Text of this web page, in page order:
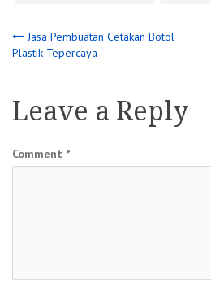
Post
Jasa Pembuatan Cetakan Botol
Plastik Tepercaya
Leave a Reply
Comment *